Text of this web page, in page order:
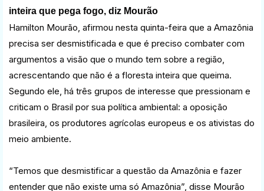
inteira que pega fogo, diz Mourão
Hamilton Mourão, afirmou nesta quinta-feira que a Amazônia
precisa ser desmistificada e que é preciso combater com
argumentos a visão que o mundo tem sobre a região,
acrescentando que não é a floresta inteira que queima.
Segundo ele, há três grupos de interesse que pressionam e
criticam o Brasil por sua política ambiental: a oposição
brasileira, os produtores agrícolas europeus e os ativistas do
meio ambiente.
“Temos que desmistificar a questão da Amazônia e fazer
entender que não existe uma só Amazônia”, disse Mourão